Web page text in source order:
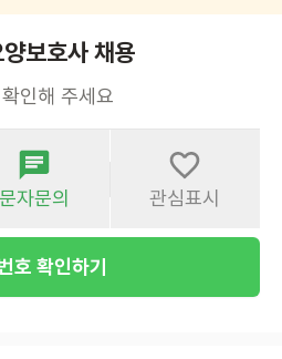
보호사 채용
인해 주세요
문자문의 관심표시
호 확인하기